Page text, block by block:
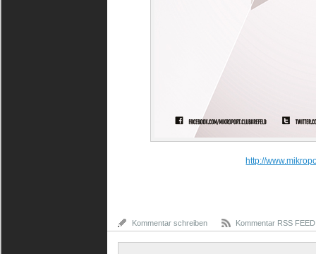
http://
Kommentar schreiben Kommentar RSS FEED